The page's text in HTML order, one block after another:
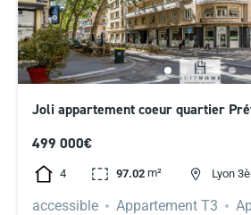
Joli appartement coeur quartier
499 000€
4 97.02 m² Lyon
accessible Appartement T3